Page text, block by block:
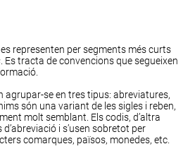
representen per segments més curts
. Es tracta de convencions que segueixen
agrupar-se en tres tipus:abreviatures,
són una variant de les sigles i reben,
molt semblant. Elscodis, d’altra
i s’usen sobretot per
comarques, països, monedes, etc.